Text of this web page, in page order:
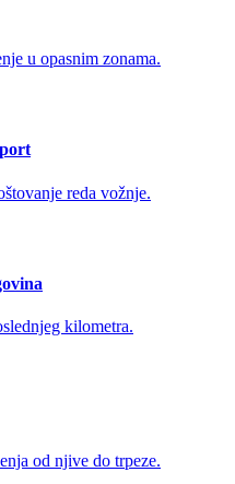
u opasnim zonama.
reda vožnje.
kilometra.
od njive do trpeze.